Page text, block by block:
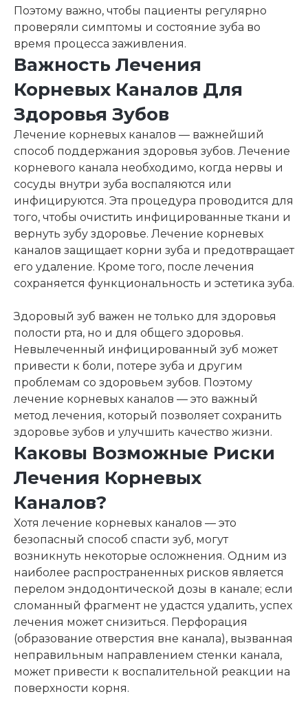
Поэтому важно, чтобы пациенты регулярно
проверяли симптомы и состояние зуба во
время процесса заживления.
Важность Лечения
Корневых Каналов Для
Здоровья Зубов
Лечение корневых каналов — важнейший
способ поддержания здоровья зубов. Лечение
корневого канала необходимо, когда нервы и
сосуды внутри зуба воспаляются или
инфицируются. Эта процедура проводится для
того, чтобы очистить инфицированные ткани и
вернуть зубу здоровье. Лечение корневых
каналов защищает корни зуба и предотвращает
его удаление. Кроме того, после лечения
сохраняется функциональность и эстетика зуба.
Здоровый зуб важен не только для здоровья
полости рта, но и для общего здоровья.
Невылеченный инфицированный зуб может
привести к боли, потере зуба и другим
проблемам со здоровьем зубов. Поэтому
лечение корневых каналов — это важный
метод лечения, который позволяет сохранить
здоровье зубов и улучшить качество жизни.
Каковы Возможные Риски
Лечения Корневых
Каналов?
Хотя лечение корневых каналов — это
безопасный способ спасти зуб, могут
возникнуть некоторые осложнения. Одним из
наиболее распространенных рисков является
перелом эндодонтической дозы в канале; если
сломанный фрагмент не удастся удалить, успех
лечения может снизиться. Перфорация
(образование отверстия вне канала), вызванная
неправильным направлением стенки канала,
может привести к воспалительной реакции на
поверхности корня.